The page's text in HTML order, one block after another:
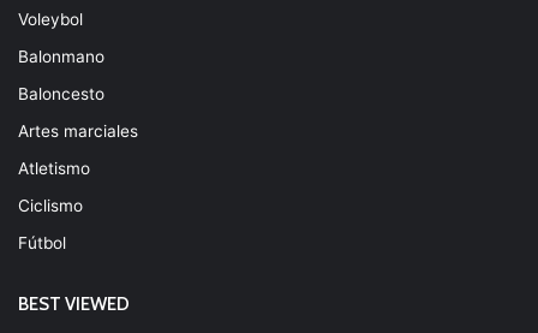
Voleybol
Balonmano
Baloncesto
Artes marciales
Atletismo
Ciclismo
Fútbol
BEST VIEWED